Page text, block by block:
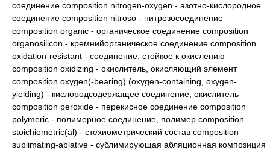
соединение composition nitrogen-oxygen - азотно-кислородное
соединение composition nitroso - нитрозосоединение
composition organic - органическое соединение composition
organosilicon - кремнийорганическое соединение composition
oxidation-resistant - соединение, стойкое к окислению
composition oxidizing - окислитель, окисляющий элемент
composition oxygen(-bearing) (oxygen-containing, oxygen-
yielding) - кислородсодержащее соединение, окислитель
composition peroxide - перекисное соединение composition
polymeric - полимерное соединение, полимер composition
stoichiometric(al) - стехиометрический состав composition
sublimating-ablative - сублимирующая абляционная композиция